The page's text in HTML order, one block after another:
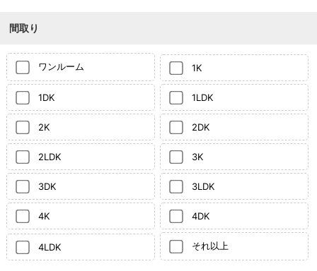
間取り
ワンルーム 1K
1DK 1LDK
2K 2DK
2LDK 3K
3DK 3LDK
4K 4DK
4LDK それ以上